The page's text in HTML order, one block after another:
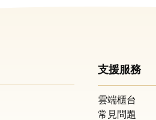
支援服務
雲端櫃台
常見問題